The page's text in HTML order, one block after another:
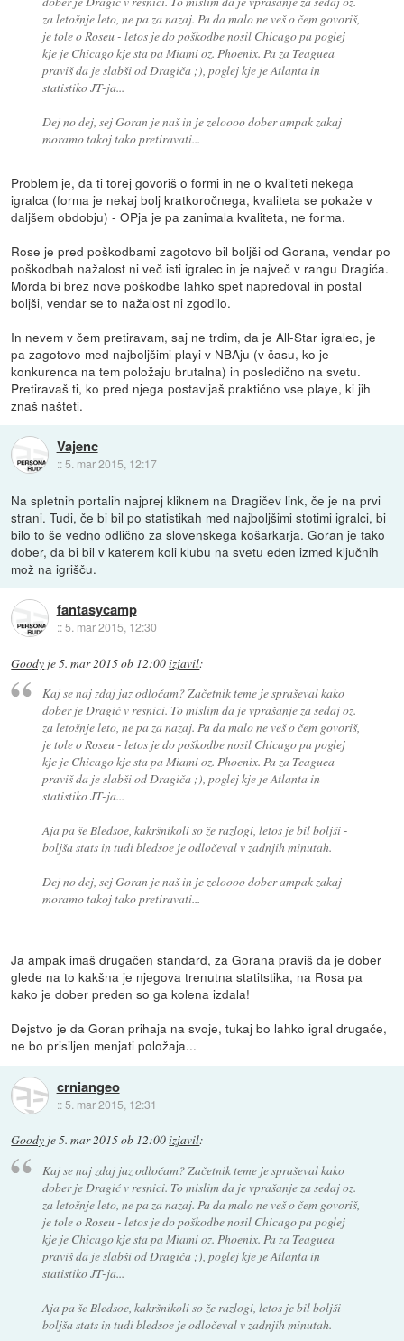
za letošnje leto, ne pa za nazaj. Pa da malo ne veš o čem govoriš,
je tole o Roseu - letos je do poškodbe nosil Chicago pa poglej
kje je Chicago kje sta pa Miami oz. Phoenix. Pa za Teaguea
praviš da je slabši od Dragiča ;), poglej kje je Atlanta in
statistiko JT-ja...
Dej no dej, sej Goran je naš in je zeloooo dober ampak zakaj
moramo takoj tako pretiravati...
Problem je, da ti torej govoriš o formi in ne o kvaliteti nekega
igralca (forma je nekaj bolj kratkoročnega, kvaliteta se pokaže v
daljšem obdobju) - OPja je pa zanimala kvaliteta, ne forma.
Rose je pred poškodbami zagotovo bil boljši od Gorana, vendar po
poškodbah nažalost ni več isti igralec in je največ v rangu Dragića.
Morda bi brez nove poškodbe lahko spet napredoval in postal
boljši, vendar se to nažalost ni zgodilo.
In nevem v čem pretiravam, saj ne trdim, da je All-Star igralec, je
pa zagotovo med najboljšimi playi v NBAju (v času, ko je
konkurenca na tem položaju brutalna) in posledično na svetu.
Pretiravaš ti, ko pred njega postavljaš praktično vse playe, ki jih
znaš našteti.
Vajenc
:: 5. mar 2015, 12:17
Na spletnih portalih najprej kliknem na Dragičev link, če je na prvi
strani. Tudi, če bi bil po statistikah med najboljšimi stotimi igralci, bi
bilo to še vedno odlično za slovenskega košarkarja. Goran je tako
dober, da bi bil v katerem koli klubu na svetu eden izmed ključnih
mož na igrišču.
fantasycamp
::5. mar 2015, 12:30
Goody je5. mar 2015 ob 12:00izjavil:
Kaj se naj zdaj jaz odločam? Začetnik teme je spraševal kako
dober je Dragić v resnici. To mislim da je vprašanje za sedaj oz.
za letošnje leto, ne pa za nazaj. Pa da malo ne veš o čem govoriš,
je tole o Roseu - letos je do poškodbe nosil Chicago pa poglej
kje je Chicago kje sta pa Miami oz. Phoenix. Pa za Teaguea
praviš da je slabši od Dragiča ;), poglej kje je Atlanta in
statistiko JT-ja...
Aja pa še Bledsoe, kakršnikoli so že razlogi, letos je bil boljši -
boljša stats in tudi bledsoe je odločeval v zadnjih minutah.
Dej no dej, sej Goran je naš in je zeloooo dober ampak zakaj
moramo takoj tako pretiravati...
Ja ampak imaš drugačen standard, za Gorana praviš da je dober
glede na to kakšna je njegova trenutna statitstika, na Rosa pa
kako je dober preden so ga kolena izdala!
Dejstvo je da Goran prihaja na svoje, tukaj bo lahko igral drugače,
ne bo prisiljen menjati položaja...
crniangeo
:: 5. mar 2015, 12:31
Goody je5. mar 2015 ob 12:00izjavil:
Kaj se naj zdaj jaz odločam? Začetnik teme je spraševal kako
dober je Dragić v resnici. To mislim da je vprašanje za sedaj oz.
za letošnje leto, ne pa za nazaj. Pa da malo ne veš o čem govoriš,
je tole o Roseu - letos je do poškodbe nosil Chicago pa poglej
kje je Chicago kje sta pa Miami oz. Phoenix. Pa za Teaguea
praviš da je slabši od Dragiča ;), poglej kje je Atlanta in
statistiko JT-ja...
Aja pa še Bledsoe, kakršnikoli so že razlogi, letos je bil boljši -
boljša stats in tudi bledsoe je odločeval v zadnjih minutah.